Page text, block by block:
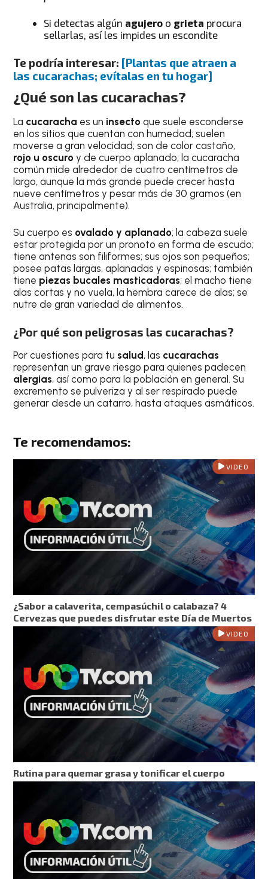
Si detectas algún agujero o grieta procura
sellarlas, así les impides un escondite
Te podría interesar: [Plantas que atraen a
las cucarachas; evítalas en tu hogar]
¿Qué son las cucarachas?
La cucaracha es un insectoque suele esconderse
en los sitios que cuentan con humedad; suelen
moverse a gran velocidad; son de color castaño,
rojo u oscuro y de cuerpo aplanado; la cucaracha
común mide alrededor de cuatro centímetros de
largo, aunque la más grande puede crecer hasta
nueve centímetros y pesar más de 30 gramos (en
Australia, principalmente).
Su cuerpo es ovalado y aplanado; la cabeza suele
estar protegida por un pronoto en forma de escudo;
tiene antenas son filiformes; sus ojos son pequeños;
posee patas largas, aplanadas y espinosas; también
tiene piezas bucales masticadoras; el macho tiene
alas cortas y no vuela, la hembra carece de alas; se
nutre de gran variedad de alimentos.
¿Por qué son peligrosas las cucarachas?
Por cuestiones para tu salud, las cucarachas
representan un grave riesgo para quienes padecen
alergias, así como para la población en general. Su
excremento se pulveriza y al ser respirado puede
generar desde un catarro, hasta ataques asmáticos.
Te recomendamos:
VIDEO
¿Sabor a calaverita, cempasúchil o calabaza? 4
Cervezas que puedes disfrutar este Día de Muertos
VIDEO
Rutina para quemar grasa y tonificar el cuerpo